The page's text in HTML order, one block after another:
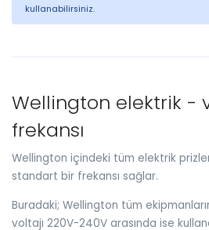
kullanabilirsiniz.
Wellington elektrik -
frekansı
Wellington içindeki tüm elektrik
standart bir frekansı sağlar.
Buradaki; Wellington tüm
voltajı 220V-240V arasında ise